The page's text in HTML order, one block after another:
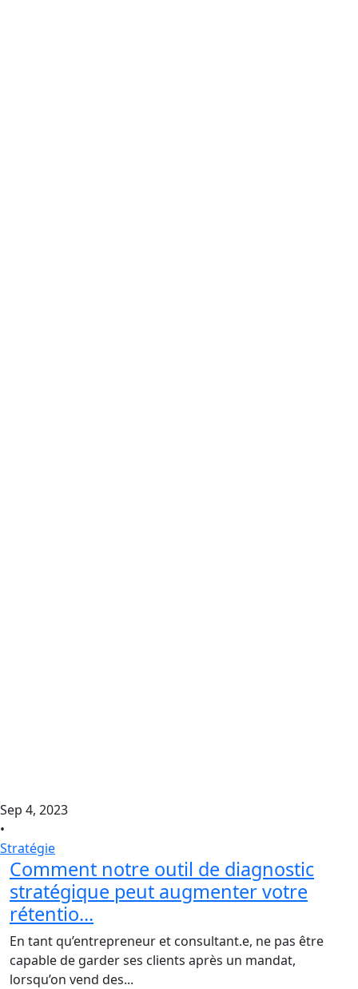
Sep 4, 2023
•
Stratégie
Comment notre outil de diagnostic
stratégique peut augmenter votre
rétentio...
En tant qu’entrepreneur et consultant.e, ne pas être
capable de garder ses clients après un mandat,
lorsqu’on vend des...